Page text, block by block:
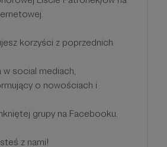
korzyści z poprzednich
social mediach,
o nowościach i
grupy na Facebooku.
z nami!